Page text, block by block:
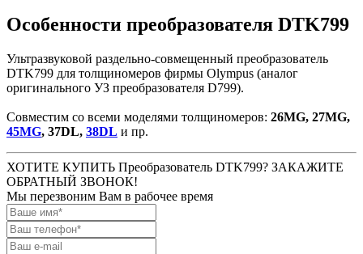
Особенности преобразователя DTK799
Ультразвуковой раздельно-совмещенный преобразователь
DTK799 для толщиномеров фирмы Olympus (аналог
оригинального УЗ преобразователя D799).
Совместим со всеми моделями толщиномеров: 26MG, 27MG,
45MG, 37DL, 38DL и пр.
ХОТИТЕ КУПИТЬ Преобразователь DTK799? ЗАКАЖИТЕ
ОБРАТНЫЙ ЗВОНОК!
Мы перезвоним Вам в рабочее время